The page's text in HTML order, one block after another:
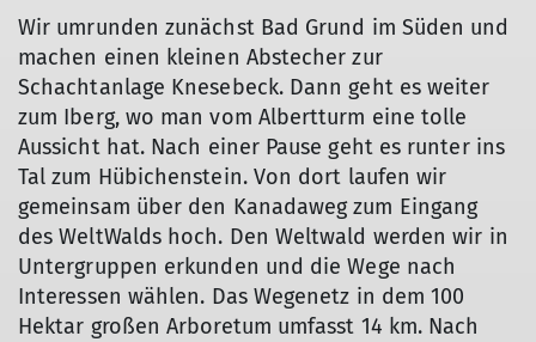
Wir umrunden zunächst Bad Grund im Süden und
machen einen kleinen Abstecher zur
Schachtanlage Knesebeck. Dann geht es weiter
zum Iberg, wo man vom Albertturm eine tolle
Aussicht hat. Nach einer Pause geht es runter ins
Tal zum Hübichenstein. Von dort laufen wir
gemeinsam über den Kanadaweg zum Eingang
des WeltWalds hoch. Den Weltwald werden wir in
Untergruppen erkunden und die Wege nach
Interessen wählen. Das Wegenetz in dem 100
Hektar großen Arboretum umfasst 14 km. Nach